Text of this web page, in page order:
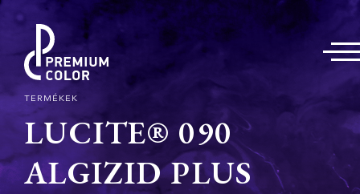
TERMÉKEK
LUCITE® 090
ALGIZID PLUS